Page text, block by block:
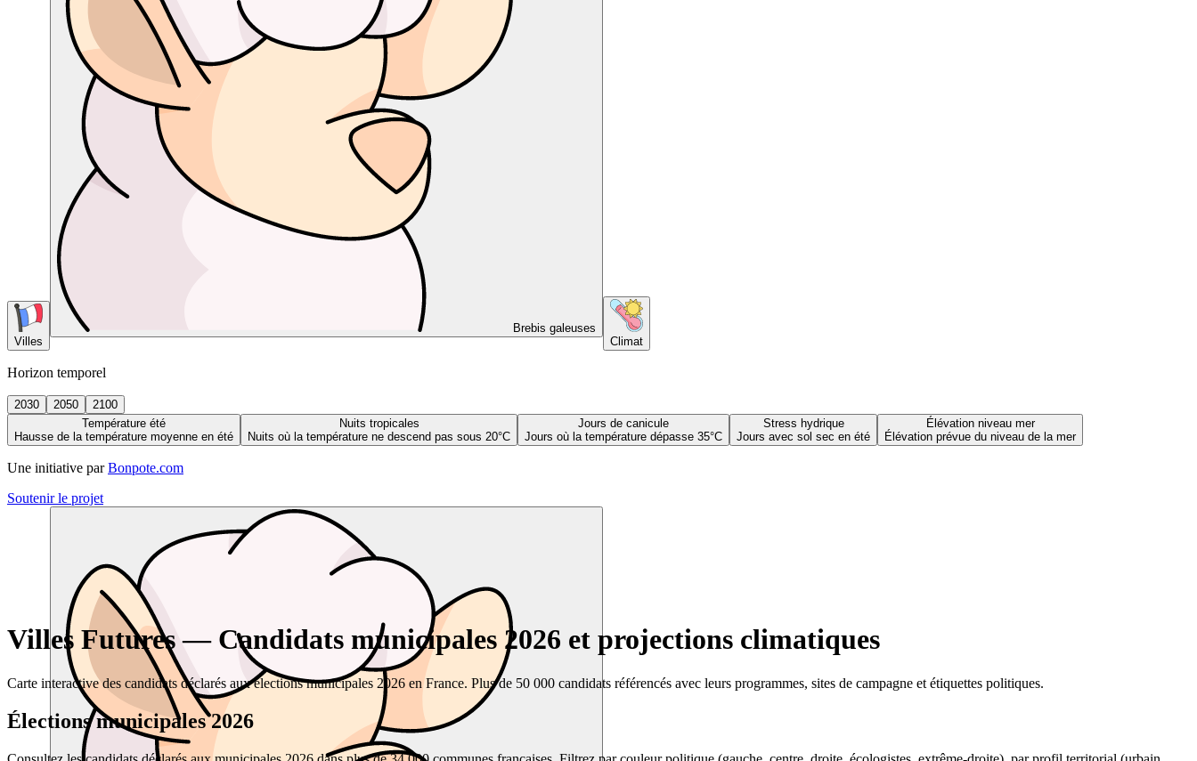
Villes
Brebis galeuses
Climat
Horizon temporel
2030 2050
2100
Température été
Hausse de la température moyenne en été
Nuits tropicales
Nuits où la température ne descend pas sous 20°C
Jours de canicule
Jours où la température dépasse 35°C
Stress hydrique
Jours avec sol sec en été
Élévation niveau mer
Élévation prévue du niveau de la mer
Une initiative par Bonpote.com
Soutenir le projet
Villes Futures — Candidats municipales 2026 et projections climatiques
Carte interactive des candidats déclarés aux élections municipales 2026 en France. Plus de 50 000 candidats référencés avec leurs programmes, sites de campagne et étiquettes politiques.
Élections municipales 2026